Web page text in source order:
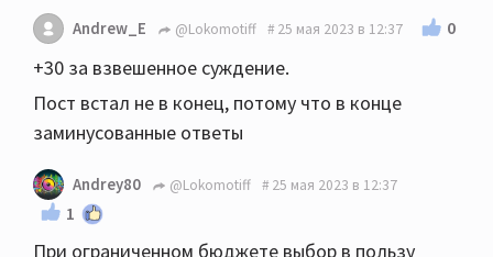
Andrew_E @Lokomotiff 25 мая 2023 в 12:37 0
+30 за взвешенное суждение.
Пост встал не в конец, потому что в конце
заминусованные ответы
Andrey80 @Lokomotiff 25 мая 2023 в 12:37
1
При ограниченном бюджете выбор в пользу